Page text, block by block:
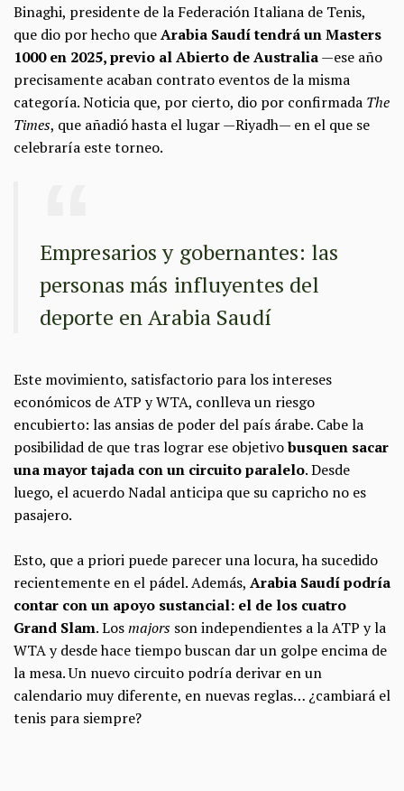
Binaghi, presidente de la Federación Italiana de Tenis,
que dio por hecho queArabia Saudí tendrá un Masters
1000 en 2025, previo al Abierto de Australia—ese año
precisamente acaban contrato eventos de la misma
categoría. Noticia que, por cierto, dio por confirmada The
Times, que añadió hasta el lugar —Riyadh— en el que se
celebraría este torneo.
Empresarios y gobernantes: las
personas más influyentes del
deporte en Arabia Saudí
Este movimiento, satisfactorio para los intereses
económicos de ATP y WTA, conlleva un riesgo
encubierto: las ansias de poder del país árabe. Cabe la
posibilidad de que tras lograr ese objetivobusquen sacar
una mayor tajada con un circuito paralelo. Desde
luego, el acuerdo Nadal anticipa que su capricho no es
pasajero.
Esto, que a priori puede parecer una locura, ha sucedido
recientemente en el pádel. Además, Arabia Saudí podría
contar con un apoyo sustancial: el de los cuatro
Grand Slam. Losmajors son independientes a la ATP y la
WTA y desde hace tiempo buscan dar un golpe encima de
la mesa. Un nuevo circuito podría derivar en un
calendario muy diferente, en nuevas reglas… ¿cambiará el
tenis para siempre?